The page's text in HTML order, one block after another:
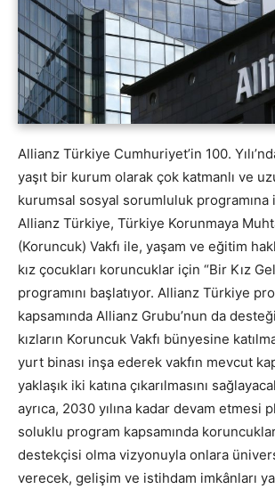
Allianz Türkiye Cumhuriyet’in 100.
yaşıt bir kurum olarak çok katmanlı ve
kurumsal sosyal sorumluluk programına
Allianz Türkiye, Türkiye Korunmaya
(Koruncuk) Vakfı ile, yaşam ve eğitim
kız çocukları koruncuklar için “Bir Kız
programını başlatıyor. Allianz Türkiye
kapsamında Allianz Grubu’nun da
kızların Koruncuk Vakfı bünyesine
yurt binası inşa ederek vakfın mevcut
yaklaşık iki katına çıkarılmasını
ayrıca, 2030 yılına kadar devam etmesi
soluklu program kapsamında
destekçisi olma vizyonuyla onlara
verecek, gelişim ve istihdam imkânları